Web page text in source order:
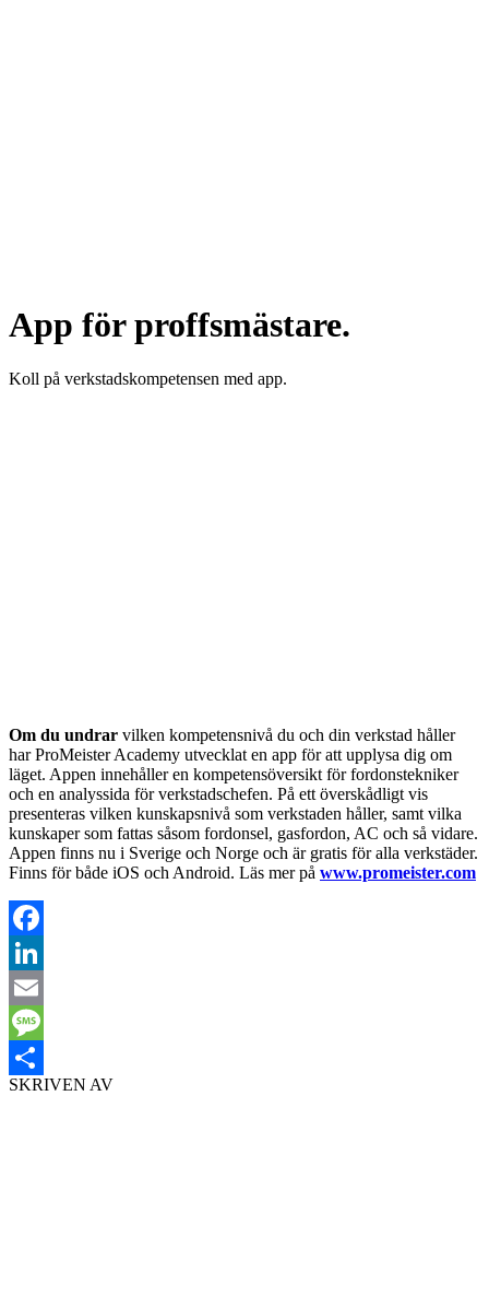
App för proffsmästare.
Koll på verkstadskompetensen med app.
Om du undrar vilken kompetensnivå du och din verkstad håller
har ProMeister Academy utvecklat en app för att upplysa dig om
läget. Appen innehåller en kompetensöversikt för fordonstekniker
och en analyssida för verkstadschefen. På ett överskådligt vis
presenteras vilken kunskapsnivå som verkstaden håller, samt vilka
kunskaper som fattas såsom fordonsel, gasfordon, AC och så vidare.
Appen finns nu i Sverige och Norge och är gratis för alla verkstäder.
Finns för både iOS och Android. Läs mer på www.promeister.com
Facebook
LinkedIn
Email
Message
Dela
SKRIVEN AV